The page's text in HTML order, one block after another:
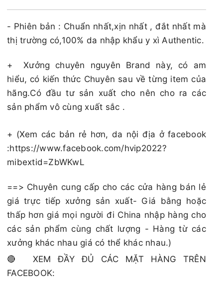
- Phiên bản : Chuẩn nhất,xịn nhất , đắt nhất mà
thị trường có,100% da nhập khẩu y xì Authentic.
+Xưởng chuyên nguyên Brand này, có am
hiểu, có kiến thức Chuyên sau về từng item của
hãng.Có đầu tư sản xuất cho nên cho ra các
sản phẩm vô cùng xuất sắc .
+ (Xem các bản rẻ hơn, da nội địa ở facebook
:https://www.facebook.com/hvip2022?
mibextid=ZbWKwL
==> Chuyên cung cấp cho các cửa hàng bán lẻ
giá trực tiếp xưởng sản xuất- Giá bằng hoặc
thấp hơn giá mọi người đi China nhập hàng cho
các sản phẩm cùng chất lượng - Hàng từ các
xưởng khác nhau giá có thể khác nhau.)
🔴 XEM ĐẦY ĐỦ CÁC MẶT HÀNG TRÊN
FACEBOOK: